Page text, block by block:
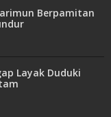
Berpamitan
Layak Duduki